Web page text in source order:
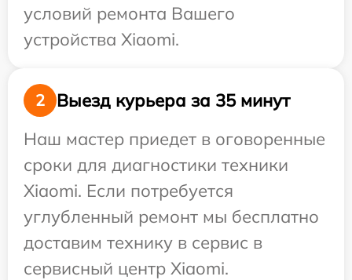
условий ремонта Вашего
устройства Xiaomi.
2
Выезд курьера за 35 минут
Наш мастер приедет в оговоренные
сроки для диагностики техники
Xiaomi. Если потребуется
углубленный ремонт мы бесплатно
доставим технику в сервис в
сервисный центр Xiaomi.